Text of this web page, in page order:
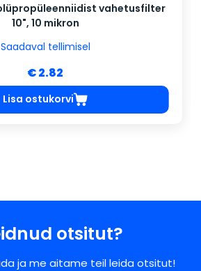
vahetusfilter
10", 10 mikron
Saadaval tellimisel
€ 2.82
Lisa ostukorvi
otsitut?
ja me aitame teil leida otsitut!